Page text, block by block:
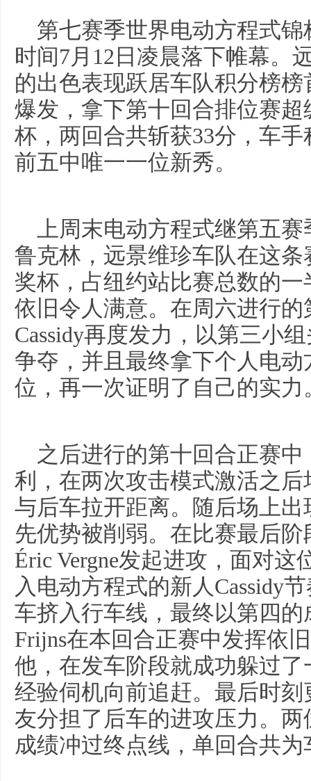
第七赛季世界电动方程式
时间7月12日凌晨落下帷幕。
的出色表现跃居车队积分榜榜
爆发，拿下第十回合排位赛
杯，两回合共斩获33分，车
前五中唯一一位新秀。
上周末电动方程式继第五
鲁克林，远景维珍车队在这
奖杯，占纽约站比赛总数的
依旧令人满意。在周六进行
Cassidy再度发力，以第三小
争夺，并且最终拿下个人电
位，再一次证明了自己的实力
之后进行的第十回合正赛中
利，在两次攻击模式激活之
与后车拉开距离。随后场上出
先优势被削弱。在比赛最后阶
Éric Vergne发起进攻，面对
入电动方程式的新人Cassidy
车挤入行车线，最终以第四
Frijns在本回合正赛中发挥依
他，在发车阶段就成功躲过
经验伺机向前追赶。最后时刻
友分担了后车的进攻压力。
成绩冲过终点线，单回合共